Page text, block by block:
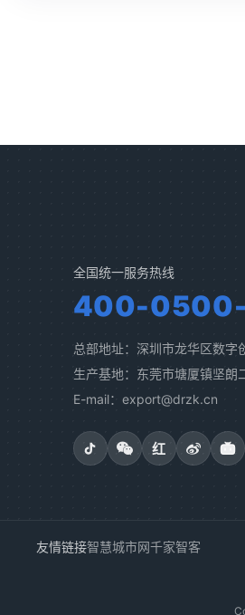
全国统一服务热线
400-
总部地址：深圳市龙华区数字
生产基地：东莞市塘厦镇坚朗
E-mail：export@drzk.cn
红
友情链接智慧城市网千家智客